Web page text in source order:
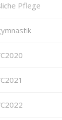
Pflege